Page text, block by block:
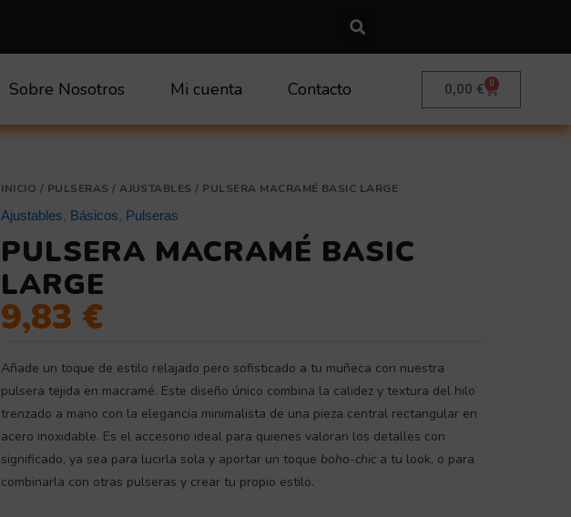
Sobre Nosotros Mi cuenta Contacto 0,00 € 0
Carrito
INICIO / PULSERAS /AJUSTABLES / PULSERA MACRAMÉ BASIC LARGE
Ajustables, Básicos, Pulseras
PULSERA MACRAMÉ BASIC
LARGE
9,83 €
Añade un toque de estilo relajado pero sofisticado a tu muñeca con nuestra
pulsera tejida en macramé. Este diseño único combina la calidez y textura del hilo
trenzado a mano con la elegancia minimalista de una pieza central rectangular en
acero inoxidable. Es el accesorio ideal para quienes valoran los detalles con
significado, ya sea para lucirla sola y aportar un toque boho-chic a tu look, o para
combinarla con otras pulseras y crear tu propio estilo.
Pulsera
Basic
Large
cantidad